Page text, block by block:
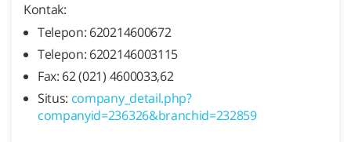
Kontak:
Telepon: 620214600672
Telepon: 6202146003115
Fax: 62 (021) 4600033,62
Situs: company_detail.php?
companyid=236326&branchid=232859